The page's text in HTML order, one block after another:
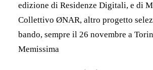
edizione di Residenze Digitali, e di
Collettivo ØNAR, altro progetto
bando, sempre il 26 novembre a
Memissima